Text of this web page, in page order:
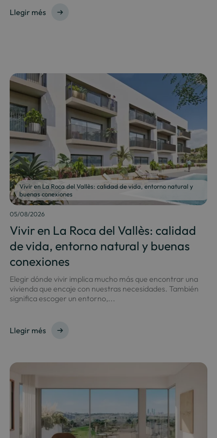
Llegir més
Vivir en La Roca del Vallès: calidad de vida, entorno natural y
buenas conexiones
05/08/2026
Vivir en La Roca del Vallès: calidad
de vida, entorno natural y buenas
conexiones
Elegir dónde vivir implica mucho más que encontrar una
vivienda que encaje con nuestras necesidades. También
significa escoger un entorno,...
Llegir més